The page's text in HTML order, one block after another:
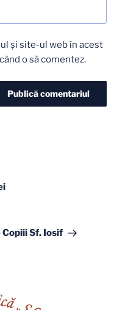
și site-ul web în acest
o să comentez.
Sf. Iosif